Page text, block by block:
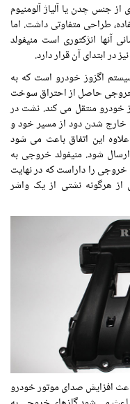
از جنس چدن یا آلیاژ آلومنیوم
طراحی متفاوتی داشت. اما
انژکتوری است منیفولد
نیز در ابتدای آن قرار دارد.
اگزوز خودرو است که به
حاصل از احتراق سوخت
خودرو منتقل می کند. نشت در
خارج شدن دود از مسیر خود و
این اتفاق باعث می شود
شود. منیفولد خروجی به
را داراست که در نهایت
از هرگونه نشتی از یک واشر
افزایش صدای موتور خودرو